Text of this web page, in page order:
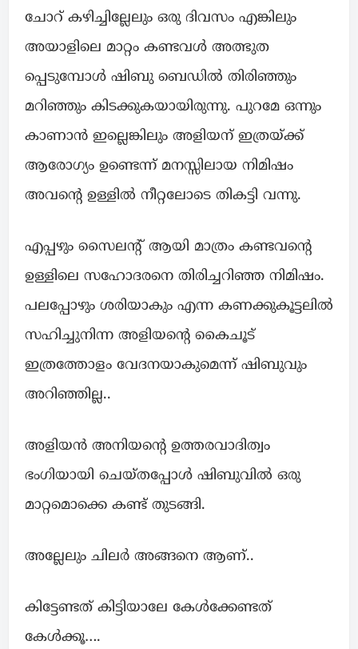
ചോറ് കഴിച്ചില്ലേലും ഒരു ദിവസം എങ്കിലും
അയാളിലെ മാറ്റം കണ്ടവൾ അത്ഭുത
പ്പെടുമ്പോൾ ഷിബു ബെഡിൽ തിരിഞ്ഞും
മറിഞ്ഞും കിടക്കുകയായിരുന്നു. പുറമേ ഒന്നും
കാണാൻ ഇല്ലെങ്കിലും അളിയന് ഇത്രയ്ക്ക്
ആരോഗ്യം ഉണ്ടെന്ന് മനസ്സിലായ നിമിഷം
അവന്റെ ഉള്ളിൽ നീറ്റലോടെ തികട്ടി വന്നു.
എപ്പഴും സൈലന്റ് ആയി മാത്രം കണ്ടവന്റെ
ഉള്ളിലെ സഹോദരനെ തിരിച്ചറിഞ്ഞ നിമിഷം.
പലപ്പോഴും ശരിയാകും എന്ന കണക്കുകൂട്ടലിൽ
സഹിച്ചുനിന്ന അളിയന്റെ കൈചൂട്
ഇത്രത്തോളം വേദനയാകുമെന്ന് ഷിബുവും
അറിഞ്ഞില്ല..
അളിയൻ അനിയന്റെ ഉത്തരവാദിത്വം
ഭംഗിയായി ചെയ്തപ്പോൾ ഷിബുവിൽ ഒരു
മാറ്റമൊക്കെ കണ്ട് തുടങ്ങി.
അല്ലേലും ചിലർ അങ്ങനെ ആണ്..
കിട്ടേണ്ടത് കിട്ടിയാലേ കേൾക്കേണ്ടത്
കേൾക്കൂ….